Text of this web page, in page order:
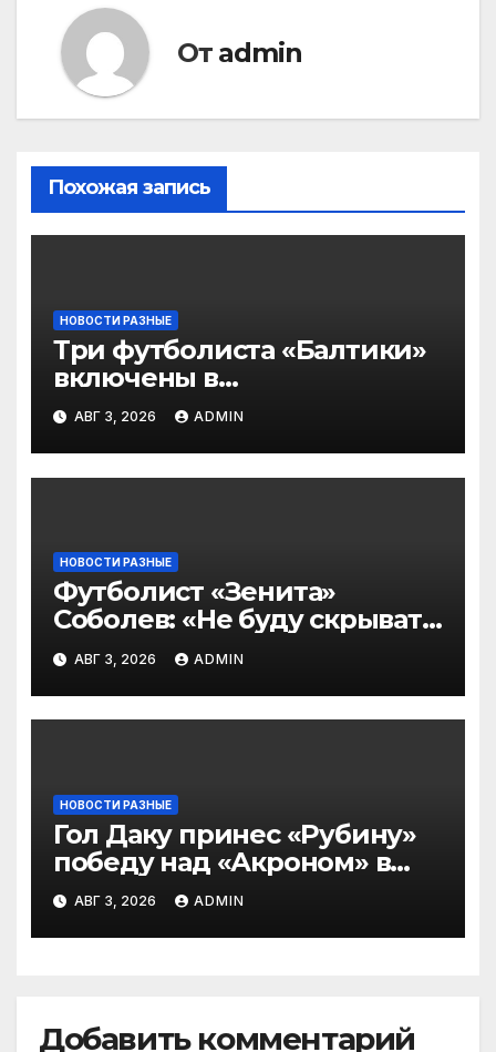
От admin
Похожая запись
НОВОСТИ РАЗНЫЕ
Три футболиста «Балтики»
включены в
символическую сборную
2‑го тура РПЛ по версии
подписчиков МАТЧ
ПРЕМЬЕР
АВГ 3, 2026 ADMIN
НОВОСТИ РАЗНЫЕ
Футболист «Зенита»
Соболев: «Не буду скрывать
— в Оренбурге всегда
тяжело играть»
АВГ 3, 2026 ADMIN
НОВОСТИ РАЗНЫЕ
Гол Даку принес «Рубину»
победу над «Акроном» в
матче РПЛ
АВГ 3, 2026 ADMIN
Добавить комментарий